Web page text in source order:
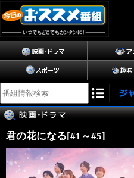
君の花になる[#1～#5]